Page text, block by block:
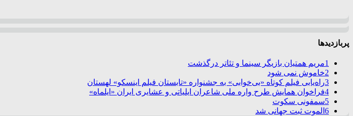
پربازدیدها
1مریم همتیان بازیگر سینما و تئاتر درگذشت
2خاموش نمی شود
3راه‌یابی فیلم کوتاه «بی‌خوابی» به جشنواره «تابستان فیلم اینسکو» لهستان
4فراخوان همایش طرح واره ملی شاعران ایلیاتی و عشایری ایران «ایلماه»
5سمفونی سکوت
6 الموت ثبت جهانی شد